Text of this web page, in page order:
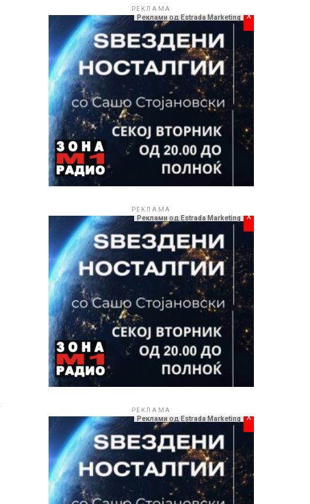
РЕКЛАМА
Реклами од Estrada Marketing x
РЕКЛАМА
Реклами од Estrada Marketing x
РЕКЛАМА
Реклами од Estrada Marketing x